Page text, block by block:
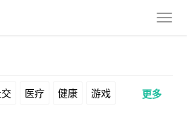
医疗 健康 游戏 更多